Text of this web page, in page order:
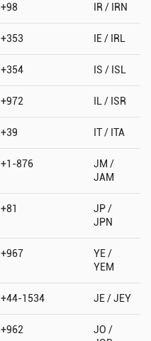
+98 IR / IRN
+353 IE / IRL
+354 IS / ISL
+972 IL / ISR
+39 IT / ITA
+1-876
JM /
JAM
+81
JP /
JPN
+967
YE /
YEM
+44-1534 JE / JEY
+962
JO /